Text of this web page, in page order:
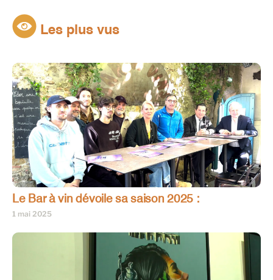
Les plus vus
Le Bar à vin dévoile sa saison 2025 :
1 mai 2025